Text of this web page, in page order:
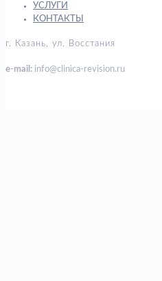
УСЛУГИ
КОНТАКТЫ
г. Казань, ул. Восстания
e-mail: info@clinica-revision.ru